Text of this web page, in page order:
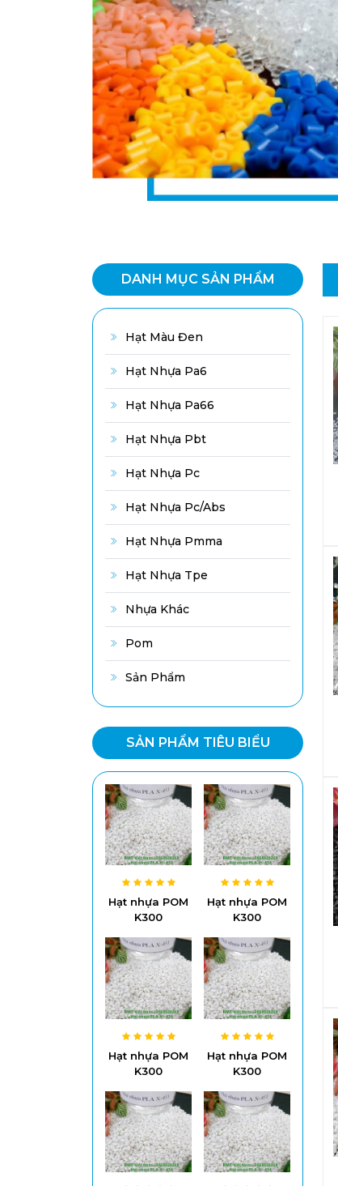
DANH MỤC SẢN PHẨM
Hạt Màu Đen
Hạt Nhựa Pa6
Hạt Nhựa Pa66
Hạt Nhựa Pbt
Hạt Nhựa Pc
Hạt Nhựa Pc/abs
Hạt Nhựa Pmma
Hạt Nhựa Tpe
Nhựa Khác
Pom
Sản Phẩm
SẢN PHẨM TIÊU BIỂU
Hạt nhựa POM
K300
Hạt nhựa POM
K300
Hạt nhựa POM
K300
Hạt nhựa POM
K300